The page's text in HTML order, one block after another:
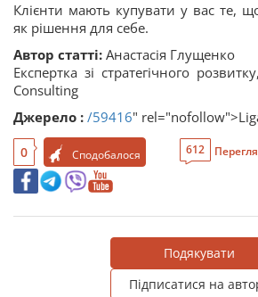
Клієнти мають купувати у вас те,
як рішення для себе.
Автор статті: Анастасія Глущенко
Експертка зі стратегічного
Consulting
Джерело : /59416"
0 Сподобалося 612
Подякувати
Підписатися на